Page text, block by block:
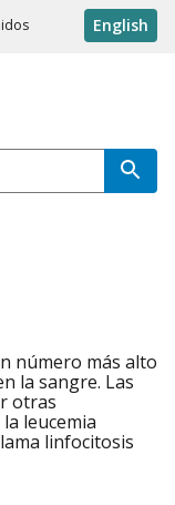
English
número más alto
la sangre. Las
otras
leucemia
linfocitosis